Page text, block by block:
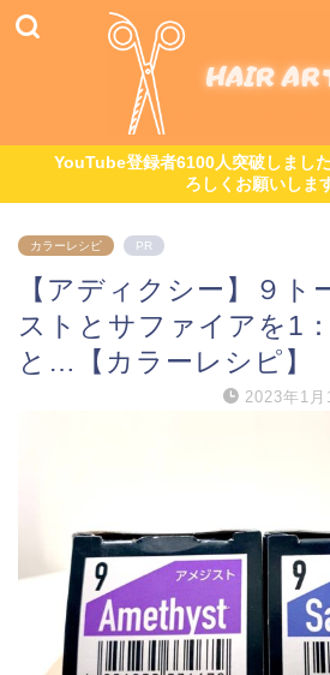
YouTube登録者6100人突破しまし
ろしくお願いしま
カラーレシピ PR
【アディクシー】９ト
ストとサファイアを1
と…【カラーレシピ】
2023年1月